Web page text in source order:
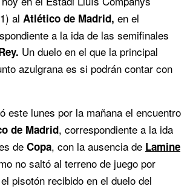
al Atlético de Madrid, en el
a la ida de las semifinales
Un duelo en el que la principal
azulgrana es si podrán contar con
este lunes por la mañana el encuentro
de Madrid, correspondiente a la ida
de Copa, con la ausencia de Lamine
no saltó al terreno de juego por
pisotón recibido en el duelo del